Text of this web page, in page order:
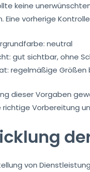
keine
Eine vorherige
neutral
gut sichtbar, ohne
regelmäßige Größen
dieser Vorgaben
richtige Vorbereitung
von